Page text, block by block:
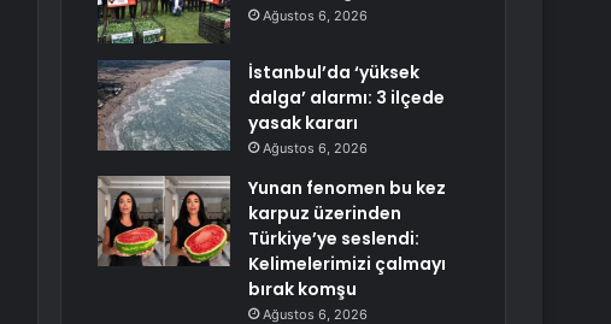
Ağustos 6, 2026
İstanbul’da ‘yüksek
dalga’ alarmı: 3 ilçede
yasak kararı
Ağustos 6, 2026
Yunan fenomen bu kez
karpuz üzerinden
Türkiye’ye seslendi:
Kelimelerimizi çalmayı
bırak komşu
Ağustos 6, 2026